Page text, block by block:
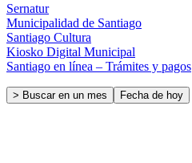
Sernatur
Municipalidad de Santiago
Santiago Cultura
Kiosko Digital Municipal
Santiago en línea – Trámites y pagos
> Buscar en un mes Fecha de hoy